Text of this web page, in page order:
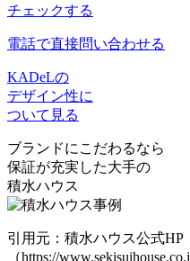
チェックする
電話で直接問い合わせる
KADeLの
デザイン性に
ついて見る
ブランドにこだわるなら
保証が充実した大手の
積水ハウス
引用元：積水ハウス公式HP
（https://